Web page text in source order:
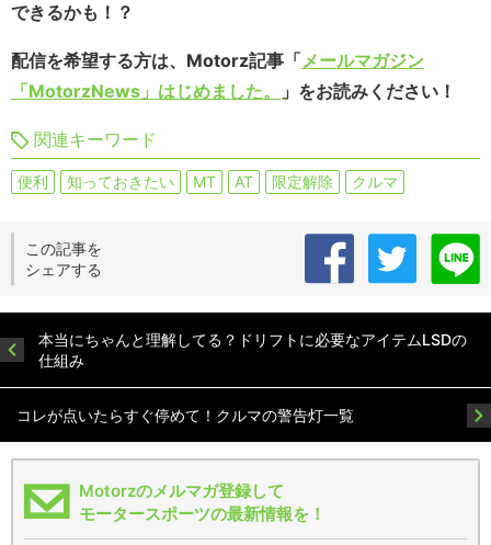
できるかも！？
配信を希望する方は、Motorz記事「メールマガジン
「MotorzNews」はじめました。
」をお読みください！
関連キーワード
便利 知っておきたい MT AT 限定解除 クルマ
この記事を
シェアする
本当にちゃんと理解してる？ドリフトに必要なアイテムLSDの
仕組み
コレが点いたらすぐ停めて！クルマの警告灯一覧
Motorzのメルマガ登録して
モータースポーツの最新情報を！